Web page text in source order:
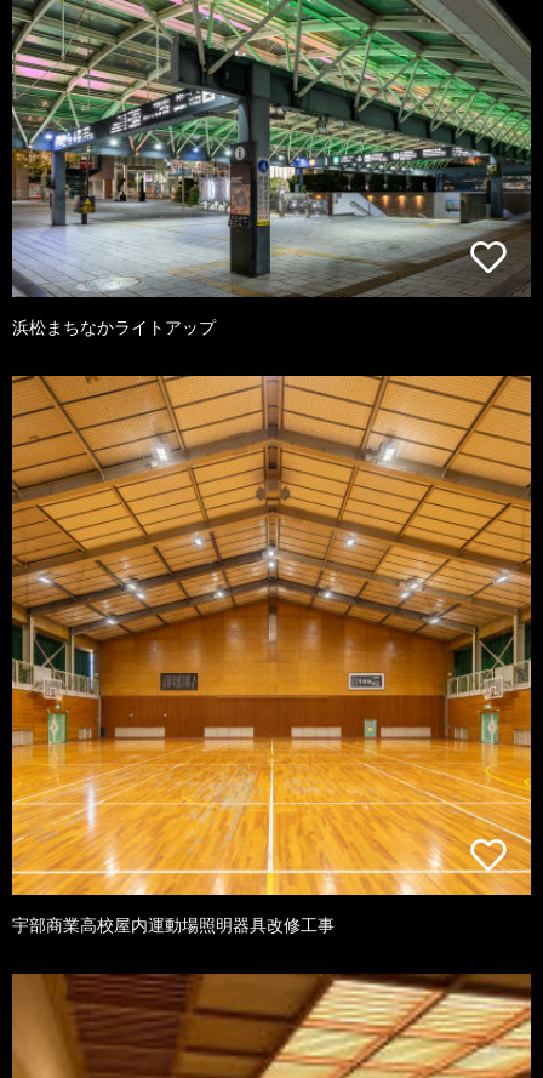
浜松まちなかライトアップ
宇部商業高校屋内運動場照明器具改修工事